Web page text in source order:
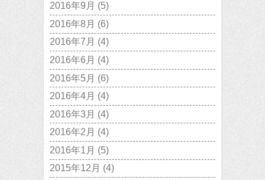
2016年9月 (5)
2016年8月 (6)
2016年7月 (4)
2016年6月 (4)
2016年5月 (6)
2016年4月 (4)
2016年3月 (4)
2016年2月 (4)
2016年1月 (5)
2015年12月 (4)